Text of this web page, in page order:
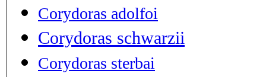
Corydoras adolfoi
Corydoras schwarzii
Corydoras sterbai